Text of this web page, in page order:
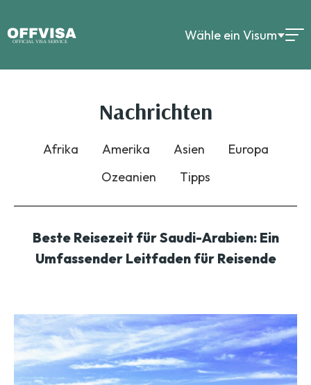
Wähle ein Visum
Nachrichten
Afrika Amerika Asien
Europa
Ozeanien
Tipps
Beste Reisezeit für Saudi-Arabien: Ein
Umfassender Leitfaden für Reisende